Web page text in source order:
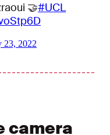
🤝#UCL
23, 2022
camera